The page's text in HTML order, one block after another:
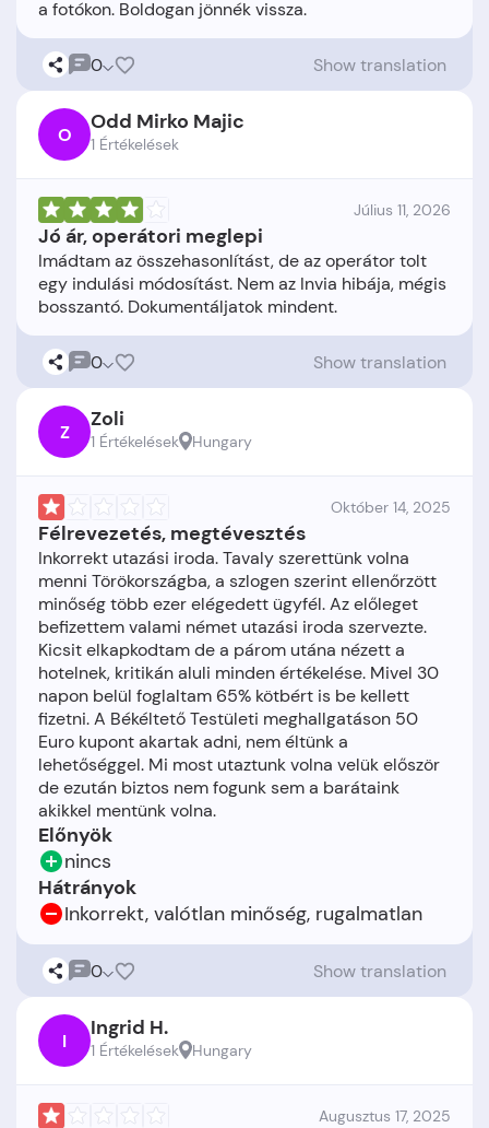
0 Show translation
O Odd Mirko Majic
1 Értékelések
Július 11, 2026
Jó ár, operátori meglepi
Imádtam az összehasonlítást, de az operátor tolt
egy indulási módosítást. Nem az Invia hibája, mégis
0 Show translation
Z Zoli
1 Értékelések Hungary
Október 14, 2025
Félrevezetés, megtévesztés
Inkorrekt utazási iroda. Tavaly szerettünk volna
menni Törökországba, a szlogen szerint ellenőrzött
minőség több ezer elégedett ügyfél. Az előleget
befizettem valami német utazási iroda szervezte.
Kicsit elkapkodtam de a párom utána nézett a
hotelnek, kritikán aluli minden értékelése. Mivel 30
napon belül foglaltam 65% kötbért is be kellett
fizetni. A Békéltető Testületi meghallgatáson 50
Euro kupont akartak adni, nem éltünk a
lehetőséggel. Mi most utaztunk volna velük először
de ezután biztos nem fogunk sem a barátaink
Előnyök
nincs
Hátrányok
Inkorrekt, valótlan minőség, rugalmatlan
0 Show translation
I Ingrid H.
1 Értékelések Hungary
Augusztus 17, 2025